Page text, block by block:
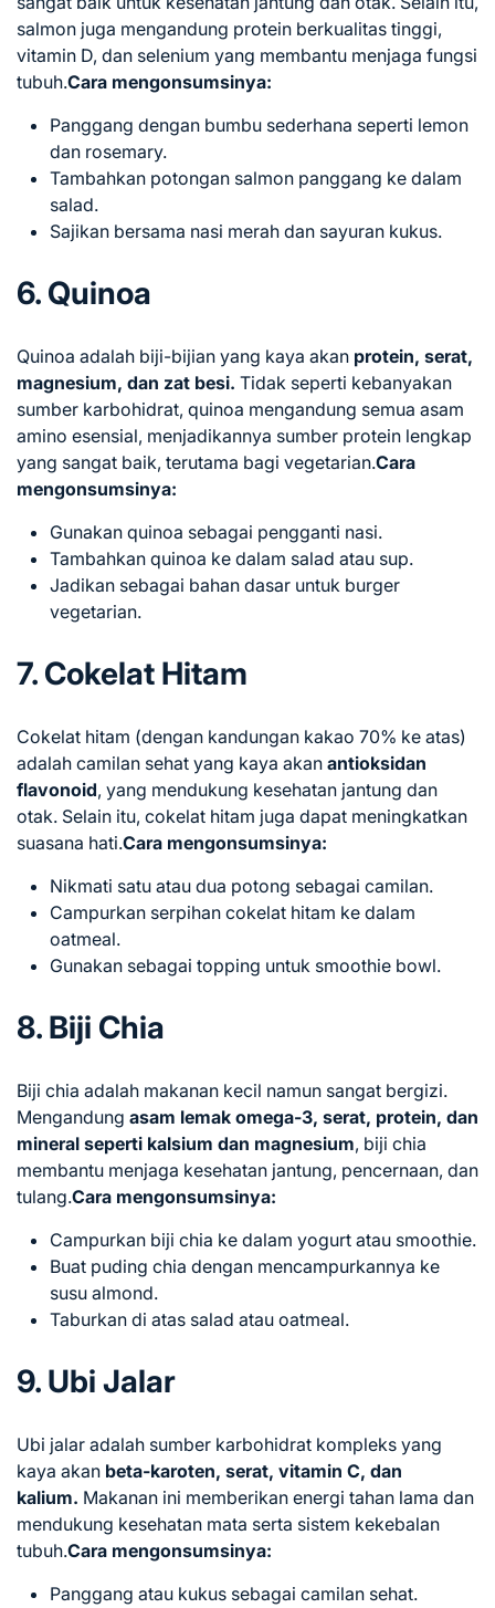
salmon juga mengandung protein berkualitas tinggi,
vitamin D, dan selenium yang membantu menjaga fungsi
tubuh.Cara mengonsumsinya:
Panggang dengan bumbu sederhana seperti lemon
dan rosemary.
Tambahkan potongan salmon panggang ke dalam
salad.
Sajikan bersama nasi merah dan sayuran kukus.
6. Quinoa
Quinoa adalah biji-bijian yang kaya akan protein, serat,
magnesium, dan zat besi. Tidak seperti kebanyakan
sumber karbohidrat, quinoa mengandung semua asam
amino esensial, menjadikannya sumber protein lengkap
yang sangat baik, terutama bagi vegetarian.Cara
mengonsumsinya:
Gunakan quinoa sebagai pengganti nasi.
Tambahkan quinoa ke dalam salad atau sup.
Jadikan sebagai bahan dasar untuk burger
vegetarian.
7. Cokelat Hitam
Cokelat hitam (dengan kandungan kakao 70% ke atas)
adalah camilan sehat yang kaya akan antioksidan
flavonoid, yang mendukung kesehatan jantung dan
otak. Selain itu, cokelat hitam juga dapat meningkatkan
suasana hati.Cara mengonsumsinya:
Nikmati satu atau dua potong sebagai camilan.
Campurkan serpihan cokelat hitam ke dalam
oatmeal.
Gunakan sebagai topping untuk smoothie bowl.
8. Biji Chia
Biji chia adalah makanan kecil namun sangat bergizi.
Mengandung asam lemak omega-3, serat, protein, dan
mineral seperti kalsium dan magnesium, biji chia
membantu menjaga kesehatan jantung, pencernaan, dan
tulang.Cara mengonsumsinya:
Campurkan biji chia ke dalam yogurt atau smoothie.
Buat puding chia dengan mencampurkannya ke
susu almond.
Taburkan di atas salad atau oatmeal.
9. Ubi Jalar
Ubi jalar adalah sumber karbohidrat kompleks yang
kaya akan beta-karoten, serat, vitamin C, dan
kalium. Makanan ini memberikan energi tahan lama dan
mendukung kesehatan mata serta sistem kekebalan
tubuh.Cara mengonsumsinya:
Panggang atau kukus sebagai camilan sehat.